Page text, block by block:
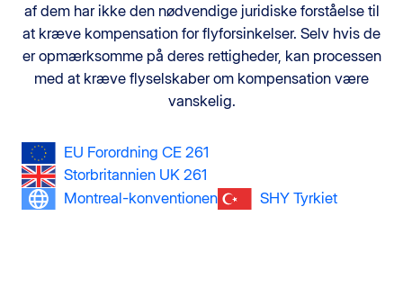
af dem har ikke den nødvendige juridiske forståelse til
at kræve kompensation for flyforsinkelser. Selv hvis de
er opmærksomme på deres rettigheder, kan processen
med at kræve flyselskaber om kompensation være
vanskelig.
EU Forordning CE 261
Storbritannien UK 261
Montreal-konventionen
SHY Tyrkiet